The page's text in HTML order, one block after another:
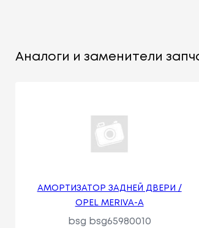
Аналоги и заменители
АМОРТИЗАТОР ЗАДНЕЙ ДВЕРИ /
OPEL MERIVA-A
bsg bsg65980010